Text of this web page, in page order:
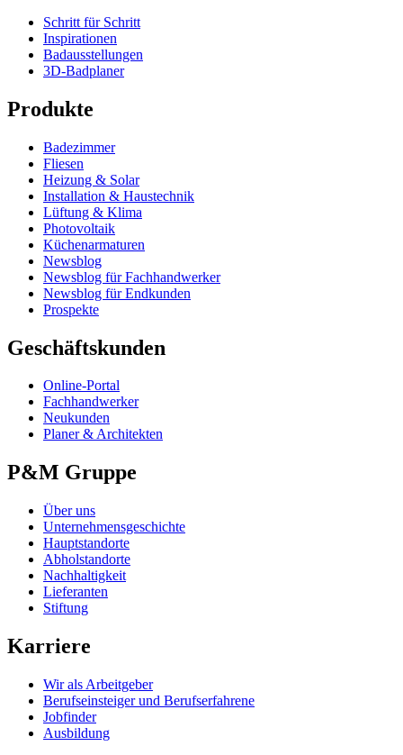
Schritt für Schritt
Inspirationen
Badausstellungen
3D-Badplaner
Produkte
Badezimmer
Fliesen
Heizung & Solar
Installation & Haustechnik
Lüftung & Klima
Photovoltaik
Küchenarmaturen
Newsblog
Newsblog für Fachhandwerker
Newsblog für Endkunden
Prospekte
Geschäftskunden
Online-Portal
Fachhandwerker
Neukunden
Planer & Architekten
P&M Gruppe
Über uns
Unternehmensgeschichte
Hauptstandorte
Abholstandorte
Nachhaltigkeit
Lieferanten
Stiftung
Karriere
Wir als Arbeitgeber
Berufseinsteiger und Berufserfahrene
Jobfinder
Ausbildung